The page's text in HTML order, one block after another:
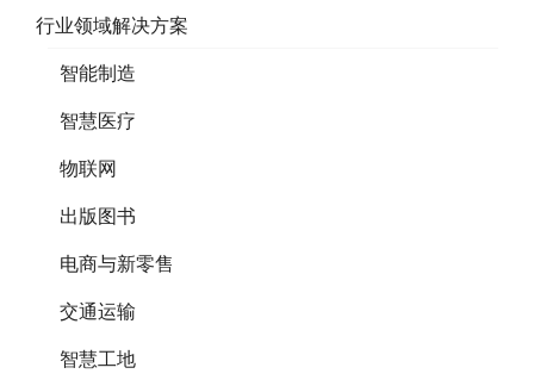
行业领域解决方案
智能制造
智慧医疗
物联网
出版图书
电商与新零售
交通运输
智慧工地